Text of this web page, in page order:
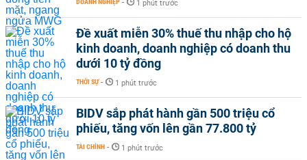
DOANH NGHIỆP - 1 phút trước
Đề xuất miễn 30% thuế thu nhập cho hộ
kinh doanh, doanh nghiệp có doanh thu
dưới 10 tỷ đồng
THỜI SỰ - 1 phút trước
BIDV sắp phát hành gần 500 triệu cổ
phiếu, tăng vốn lên gần 77.800 tỷ
TÀI CHÍNH - 1 phút trước